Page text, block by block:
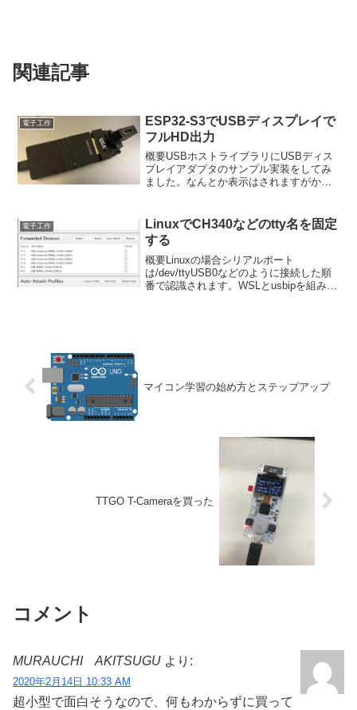
関連記事
電子工作
ESP32-S3でUSBディスプレイで
フルHD出力
概要USBホストライブラリにUSBディス
プレイアダプタのサンプル実装をしてみ
ました。なんとか表示はされますがかな
ダプタいろいろなUSBディスプレイアダ
プタがあります...
電子工作
LinuxでCH340などのtty名を固定
する
概要Linuxの場合シリアルポート
は/dev/ttyUSB0などのように接続した順
番で認識されます。WSLとusbipを組み合
マイコン学習の始め方とステップアップ
TTGO T-Cameraを買った
コメント
MURAUCHI AKITSUGU より:
2020年2月14日 10:33 AM
超小型で面白そうなので、何もわからずに買って